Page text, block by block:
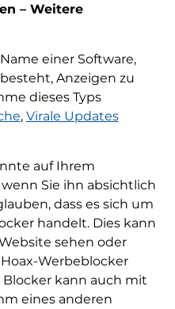
– Weitere
einer Software,
Anzeigen zu
dieses Typs
, Virale Updates
auf Ihrem
Sie ihn absichtlich
dass es sich um
handelt. Dies kann
sehen oder
Werbeblocker
Blocker kann auch mit
eines anderen